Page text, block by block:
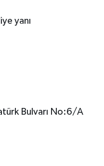
yanı
Bulvarı No:6/A